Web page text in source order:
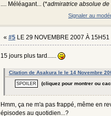
.... Méléagant... (*admiratrice absolue de
Signaler au
« #5LE 29 NOVEMBRE 2007 À 15H51
15 jours plus tard......
Citation de Asakura le le 14 Novembre
(cliquez pour montrer ou
Hmm, ça ne m'a pas frappé, même en
épisodes au quotidien...?